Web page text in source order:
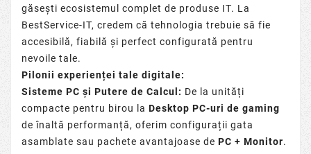
găsești ecosistemul complet de produse IT. La
BestService-IT, credem că tehnologia trebuie să fie
accesibilă, fiabilă și perfect configurată pentru
nevoile tale.
Pilonii experienței tale digitale:
Sisteme PC și Putere de Calcul: De la unități
compacte pentru birou la Desktop PC-uri de gaming
de înaltă performanță, oferim configurații gata
asamblate sau pachete avantajoase de PC + Monitor.